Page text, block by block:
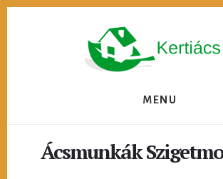
MENU
Ácsmunkák